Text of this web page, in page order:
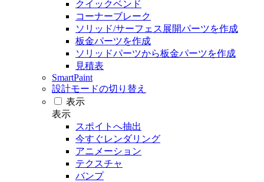
クイックベンド
コーナーブレーク
ソリッド/サーフェス展開パーツを作成
板金パーツを作成
ソリッドパーツから板金パーツを作成
見積表
SmartPaint
設計モードの切り替え
表示
表示
スポイトへ抽出
今すぐレンダリング
アニメーション
テクスチャ
バンプ